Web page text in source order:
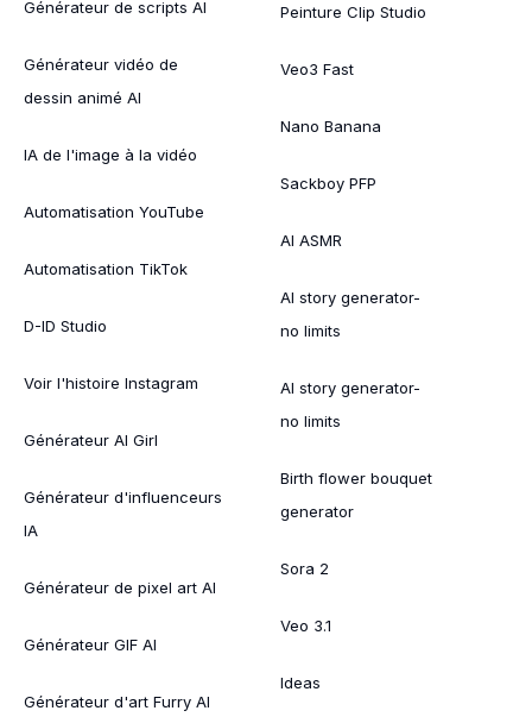
Générateur de scripts AI
Générateur vidéo de
dessin animé AI
IA de l'image à la vidéo
Automatisation YouTube
Automatisation TikTok
D-ID Studio
Voir l'histoire Instagram
Générateur AI Girl
Générateur d'influenceurs
IA
Générateur de pixel art AI
Générateur GIF AI
Générateur d'art Furry AI
Peinture Clip Studio
Veo3 Fast
Nano Banana
Sackboy PFP
AI ASMR
AI story generator-
no limits
AI story generator-
no limits
Birth flower bouquet
generator
Sora 2
Veo 3.1
Ideas